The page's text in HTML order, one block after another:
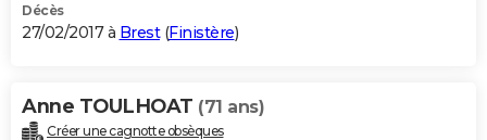
Décès
27/02/2017 à Brest(Finistère)
Anne TOULHOAT (71 ans)
Créer une cagnotte obsèques